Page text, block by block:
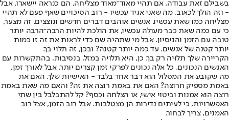
בשבילם זאת עבודה. אם תהיי מאוד־מאוד מצליחה, הם כנראה יישארו. אבל
- וזה הולך לכאוב, מה שאני אגיד עכשיו - רוב הסיכויים שאף פעם לא תהיי
מצליחה כמו שאת עכשיו. אנשים אוהבים דברים חדשים ונוצצים. זה מצער,
כי עם כמה שאת כבר מעולה עכשיו, את הולכת להיות הרבה־הרבה יותר
טובה עם הזמן והניסיון. אבל מי שתהיה שם כדי לראות את זה זו כמות
יותר קטנה של אנשים. עד כמה יותר קטנה? ובכן, זה תלוי בך.
הקריירה שלך תלויה רק בך. כן, היא תלויה במזל, בנסיבות, בהתקשרות עם
האנשים הנכונים. כל אלה נכונים לפרקי זמן קצרים יותר. אבל לאורך זמן,
מה שקובע את המסלול הוא דבר אחד בלבד - האישיות שלך. האם את
באמת מספיק חרוצה? האם את באמת רוצה את זה? והאם מה שאת באמת
רוצה הוא אמנות וביטוי אישי, או הצלחה וכסף? קל להתבלבל בין שתי
האפשרויות, כי לעיתים נדירות הן מצטלבות. אבל רוב הזמן, אצל רוב
האמנים, צריך לבחור.